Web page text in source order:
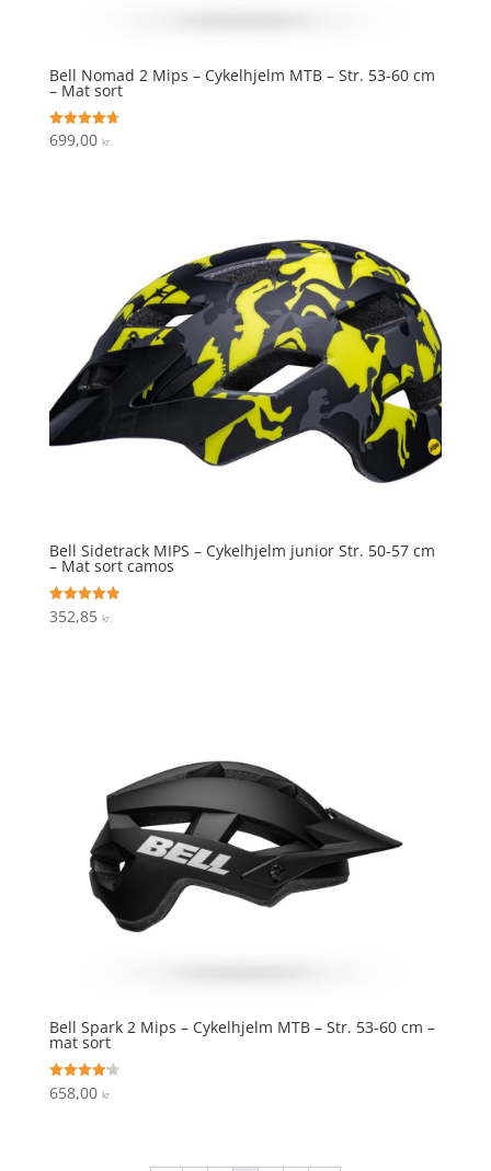
Bell Nomad 2 Mips – Cykelhjelm MTB – Str. 53-60 cm
– Mat sort
Vurderet
4.7
699,00 kr.
Bell Sidetrack MIPS – Cykelhjelm junior Str. 50-57 cm
– Mat sort camos
Vurderet
4.9
352,85 kr.
Bell Spark 2 Mips – Cykelhjelm MTB – Str. 53-60 cm –
mat sort
Vurderet
4.2
658,00 kr.